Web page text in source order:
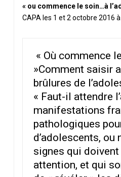
« ou commence le soin…à
CAPA les 1 et 2 octobre 2016
« Où commence
»Comment saisir
brûlures de
« Faut-il attendre
manifestations
pathologiques
d’adolescents, ou
signes qui
attention, et qui